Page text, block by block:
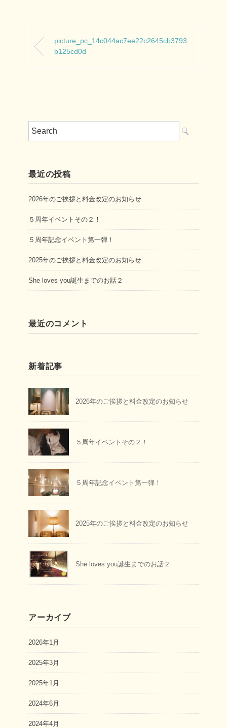
picture_pc_14c044ac7ee22c2645cb3793
b125cd0d
最近の投稿
2026年のご挨拶と料金改定のお知らせ
５周年イベントその２！
５周年記念イベント第一弾！
2025年のご挨拶と料金改定のお知らせ
She loves you誕生までのお話２
最近のコメント
新着記事
2026年のご挨拶と料金改定のお知らせ
５周年イベントその２！
５周年記念イベント第一弾！
2025年のご挨拶と料金改定のお知らせ
She loves you誕生までのお話２
アーカイブ
2026年1月
2025年3月
2025年1月
2024年6月
2024年4月